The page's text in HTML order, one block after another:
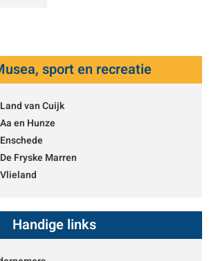
sport en recreatie
van Cuijk
en Hunze
Fryske Marren
Handige links